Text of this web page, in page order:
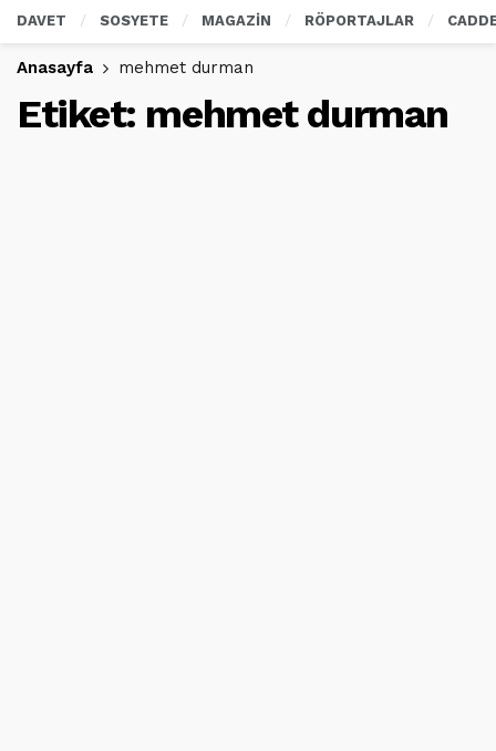
DAVET SOSYETE MAGAZİN RÖPORTAJLAR
Anasayfa mehmet durman
Etiket: mehmet durman